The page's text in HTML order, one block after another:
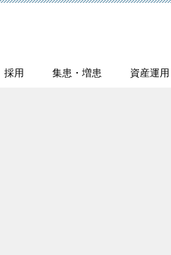
採用 集患・増患 資産運用